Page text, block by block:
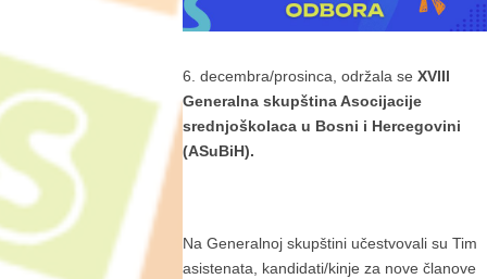
6. decembra/prosinca, održala seXVIIl
Generalna skupština Asocijacije
srednjoškolaca u Bosni i Hercegovini
(ASuBiH).
Na Generalnoj skupštini učestvovali su Tim
asistenata, kandidati/kinje za nove članove